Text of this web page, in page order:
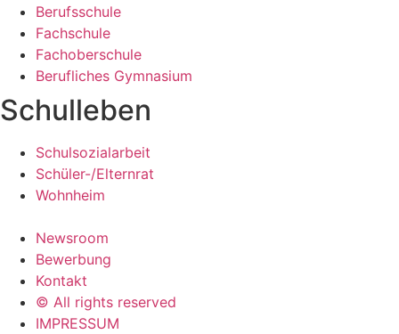
Berufsschule
Fachschule
Fachoberschule
Berufliches Gymnasium
Schulleben
Schulsozialarbeit
Schüler-/Elternrat
Wohnheim
Newsroom
Bewerbung
Kontakt
© All rights reserved
IMPRESSUM